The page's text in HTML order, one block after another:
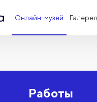
Онлайн-музей Галерея
Работы